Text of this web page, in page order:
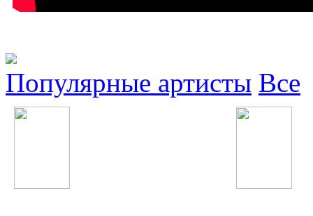
Популярные артисты Все